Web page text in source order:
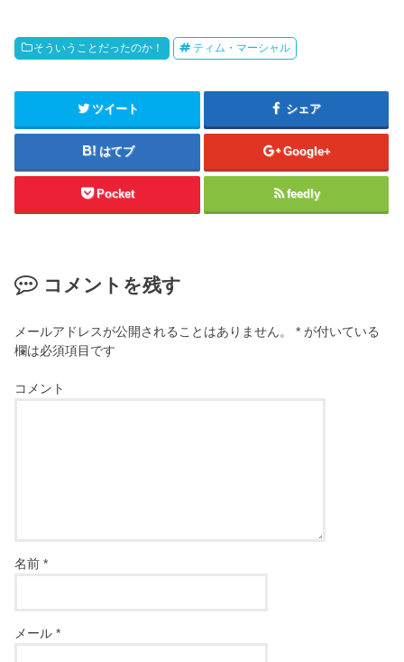
そういうことだったのか！ ティム・マーシャル
ツイート シェア
はてブ Google+
Pocket feedly
コメントを残す
メールアドレスが公開されることはありません。 * が付いている
欄は必須項目です
コメント
名前*
メール*